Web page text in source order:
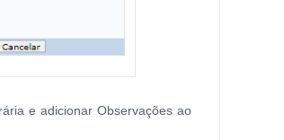
e adicionar Observações ao